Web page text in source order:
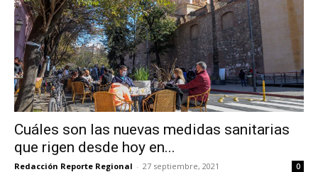
Cuáles son las nuevas medidas sanitarias
que rigen desde hoy en...
Redacción Reporte Regional - 27 septiembre, 2021 0